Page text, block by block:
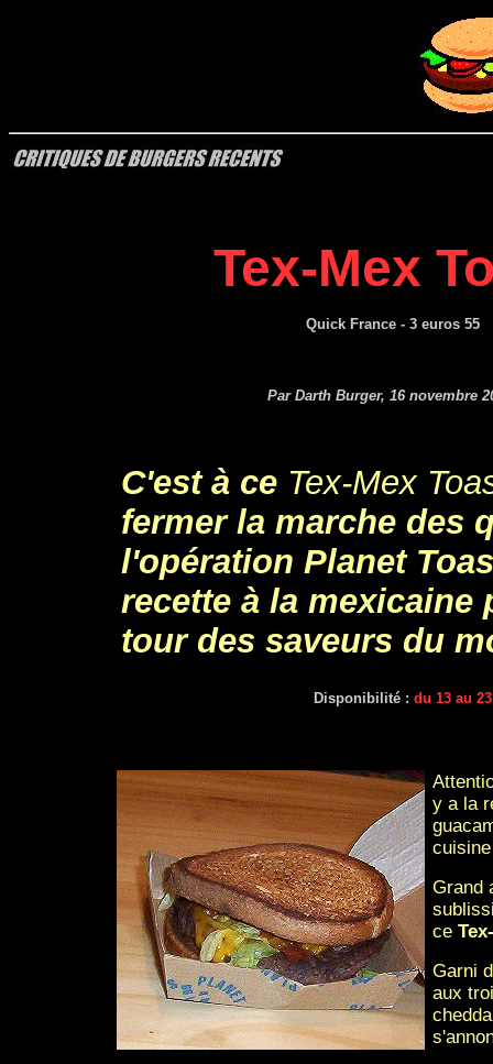
Tex-Mex
Quick France - 3 euros 55
Par Darth Burger, 16 novembre
C'est à ce Tex-Mex
fermer la marche des
l'opération Planet
recette à la mexicaine
tour des saveurs du
Disponibilité : du 13 au
y a la
Grand
ce
Garni
aux